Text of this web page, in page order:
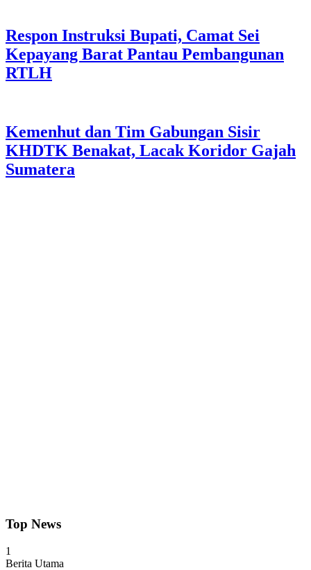
Respon Instruksi Bupati, Camat Sei
Kepayang Barat Pantau Pembangunan
RTLH
Kemenhut dan Tim Gabungan Sisir
KHDTK Benakat, Lacak Koridor Gajah
Sumatera
Top News
1
Berita Utama